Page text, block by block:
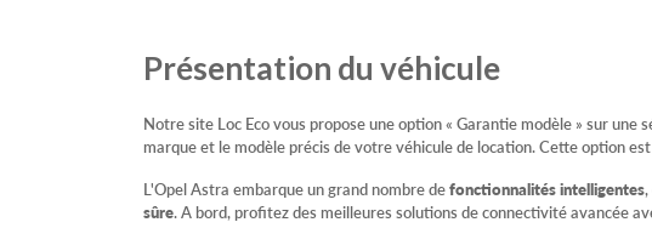
Présentation du véhicule
Notre site Loc Eco vous propose une option « Garantie modèle » sur une
marque et le modèle précis de votre véhicule de location. Cette option
L'Opel Astra embarque un grand nombre defonctionnalités intelligentes,
sûre. A bord, profitez des meilleures solutions de connectivité avancée